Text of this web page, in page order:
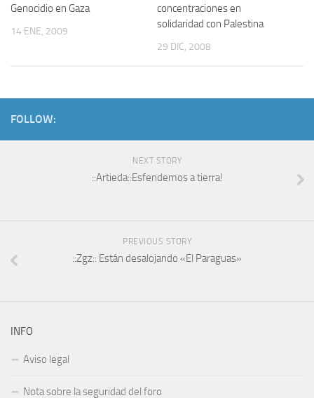
Genocidio en Gaza
14 ENE, 2009
concentraciones en
solidaridad con Palestina
29 DIC, 2008
FOLLOW:
NEXT STORY
::Artieda::Esfendemos a tierra!
PREVIOUS STORY
::Zgz:: Están desalojando «El Paraguas»
INFO
Aviso legal
Nota sobre la seguridad del foro